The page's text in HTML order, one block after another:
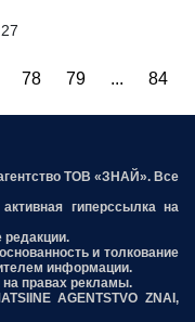
78 79 ... 84
ТОВ «ЗНАЙ». Все
гиперссылка на
редакции.
и толкование
информации.
на правах рекламы.
AGENTSTVO ZNAI,